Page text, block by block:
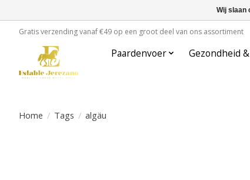
Gratis verzending vanaf €49 op een groot deel van ons assortiment
Paardenvoer Gezondheid
Home / Tags / algäu
Wij slaan